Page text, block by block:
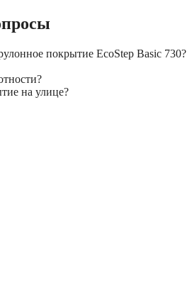
покрытие EcoStep Basic 730?
на улице?